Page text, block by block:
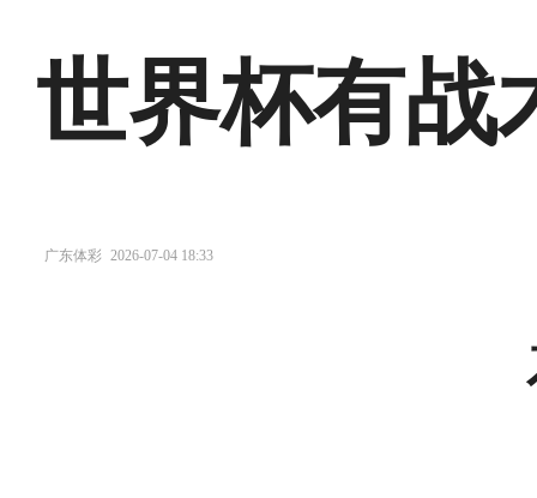
世界杯有战
广东体彩 2026-07-04 18:33